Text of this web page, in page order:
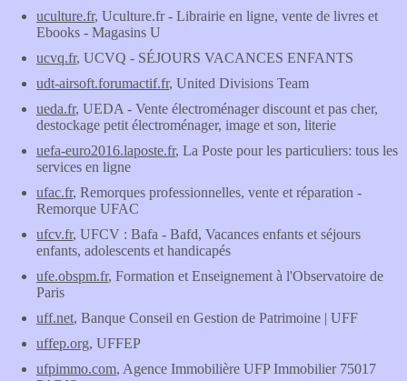
uculture.fr, Uculture.fr - Librairie en ligne, vente de livres et
Ebooks - Magasins U
ucvq.fr, UCVQ - SÉJOURS VACANCES ENFANTS
udt-airsoft.forumactif.fr, United Divisions Team
ueda.fr, UEDA - Vente électroménager discount et pas cher,
destockage petit électroménager, image et son, literie
uefa-euro2016.laposte.fr, La Poste pour les particuliers: tous les
services en ligne
ufac.fr, Remorques professionnelles, vente et réparation -
Remorque UFAC
ufcv.fr, UFCV : Bafa - Bafd, Vacances enfants et séjours
enfants, adolescents et handicapés
ufe.obspm.fr, Formation et Enseignement à l'Observatoire de
Paris
uff.net, Banque Conseil en Gestion de Patrimoine | UFF
uffep.org, UFFEP
ufpimmo.com, Agence Immobilière UFP Immobilier 75017